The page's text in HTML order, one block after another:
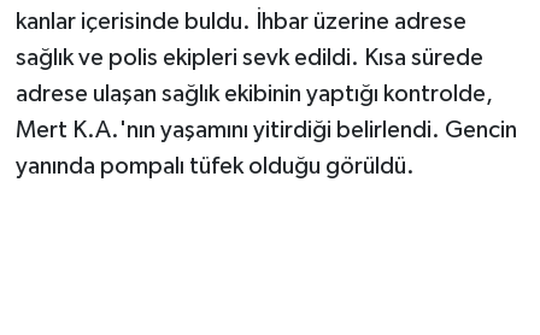
kanlar içerisinde buldu. İhbar üzerine adrese
sağlık ve polis ekipleri sevk edildi. Kısa sürede
adrese ulaşan sağlık ekibinin yaptığı kontrolde,
Mert K.A.'nın yaşamını yitirdiği belirlendi. Gencin
yanında pompalı tüfek olduğu görüldü.